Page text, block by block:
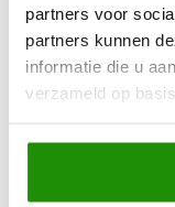
partners voor
partners kunnen
informatie die u
verzameld op
Kinetisch
22mm / 6M /